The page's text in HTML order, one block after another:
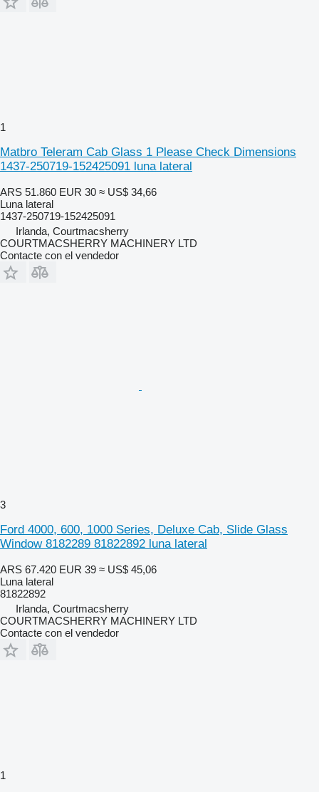
1
Matbro Teleram Cab Glass 1 Please Check Dimensions
1437-250719-152425091 luna lateral
ARS 51.860 EUR 30 ≈ US$ 34,66
Luna lateral
1437-250719-152425091
Irlanda, Courtmacsherry
COURTMACSHERRY MACHINERY LTD
Contacte con el vendedor
3
Ford 4000, 600, 1000 Series, Deluxe Cab, Slide Glass
Window 8182289 81822892 luna lateral
ARS 67.420 EUR 39 ≈ US$ 45,06
Luna lateral
81822892
Irlanda, Courtmacsherry
COURTMACSHERRY MACHINERY LTD
Contacte con el vendedor
1